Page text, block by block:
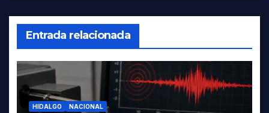
Entrada relacionada
HIDALGO NACIONAL